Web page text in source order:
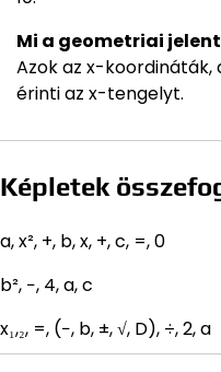
Mi a geometriai
Azok az x-
érinti az x-tengelyt.
Képletek
a, x², +, b, x, +, c, =, 0
b², −, 4, a, c
x₁,₂, =, (−, b, ±, √, D), ÷, 2, a